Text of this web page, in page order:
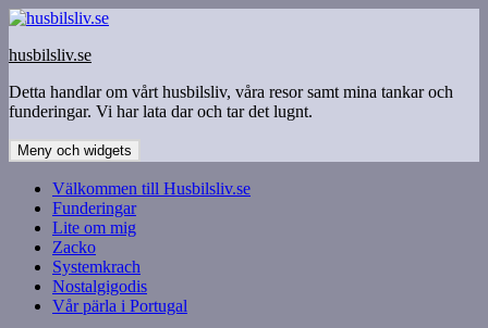
Hoppa
innehåll
husbilsliv.se
Detta handlar om vårt husbilsliv, våra resor samt mina tankar och
funderingar. Vi har lata dar och tar det lugnt.
Meny och widgets
Välkommen till Husbilsliv.se
Funderingar
Lite om mig
Zacko
Systemkrach
Nostalgigodis
Vår pärla i Portugal